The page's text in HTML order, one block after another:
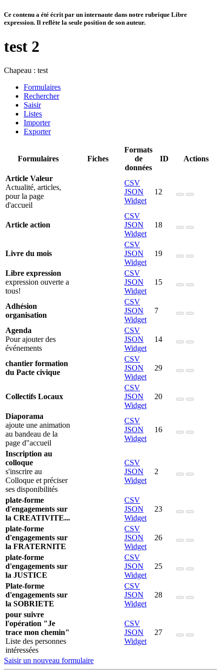
Ce contenu a été écrit par un internaute dans notre rubrique Libre
expression. Il reflète la seule position de son auteur.
test 2
Chapeau : test
Formulaires
Rechercher
Saisir
Listes
Importer
Exporter
Formulaires Fiches
Formats
de
données
ID Actions
Article Valeur
Actualité, articles,
pour la page
d'accueil
CSV
JSON
Widget
12
Article action
CSV
JSON
Widget
18
Livre du mois
CSV
JSON
Widget
19
Libre expression
expression ouverte a
tous!
CSV
JSON
Widget
15
Adhésion
organisation
CSV
JSON
Widget
7
Agenda
Pour ajouter des
événements
CSV
JSON
Widget
14
chantier formation
du Pacte civique
CSV
JSON
Widget
29
Collectifs Locaux
CSV
JSON
Widget
20
Diaporama
ajoute une animation
au bandeau de la
page d"accueil
CSV
JSON
Widget
16
Inscription au
colloque
s'inscrire au
Colloque et préciser
ses disponibilités
CSV
JSON
Widget
2
plate-forme
d'engagements sur
la CREATIVITE...
CSV
JSON
Widget
23
plate-forme
d'engagements sur
la FRATERNITE
CSV
JSON
Widget
26
plate-forme
d'engagements sur
la JUSTICE
CSV
JSON
Widget
25
Plate-forme
d'engagements sur
la SOBRIETE
CSV
JSON
Widget
28
pour suivre
l'opération "Je
trace mon chemin"
Liste des personnes
intéressées
CSV
JSON
Widget
27
Saisir un nouveau formulaire